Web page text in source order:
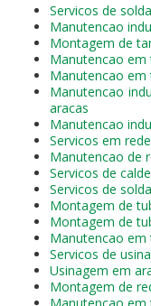
Servicos de
Manutencao
Montagem de
Manutencao em
Manutencao em
Manutencao
aracas
Manutencao
Servicos em
Manutencao de
Servicos de
Servicos de
Montagem de
Montagem de
Manutencao em
Servicos de
Usinagem em
Montagem de
Manutencao em